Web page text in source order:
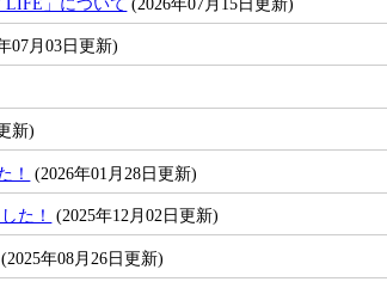
LIFE」について (2026年07月15日更新)
07月03日更新)
新)
！ (2026年01月28日更新)
た！ (2025年12月02日更新)
(2025年08月26日更新)